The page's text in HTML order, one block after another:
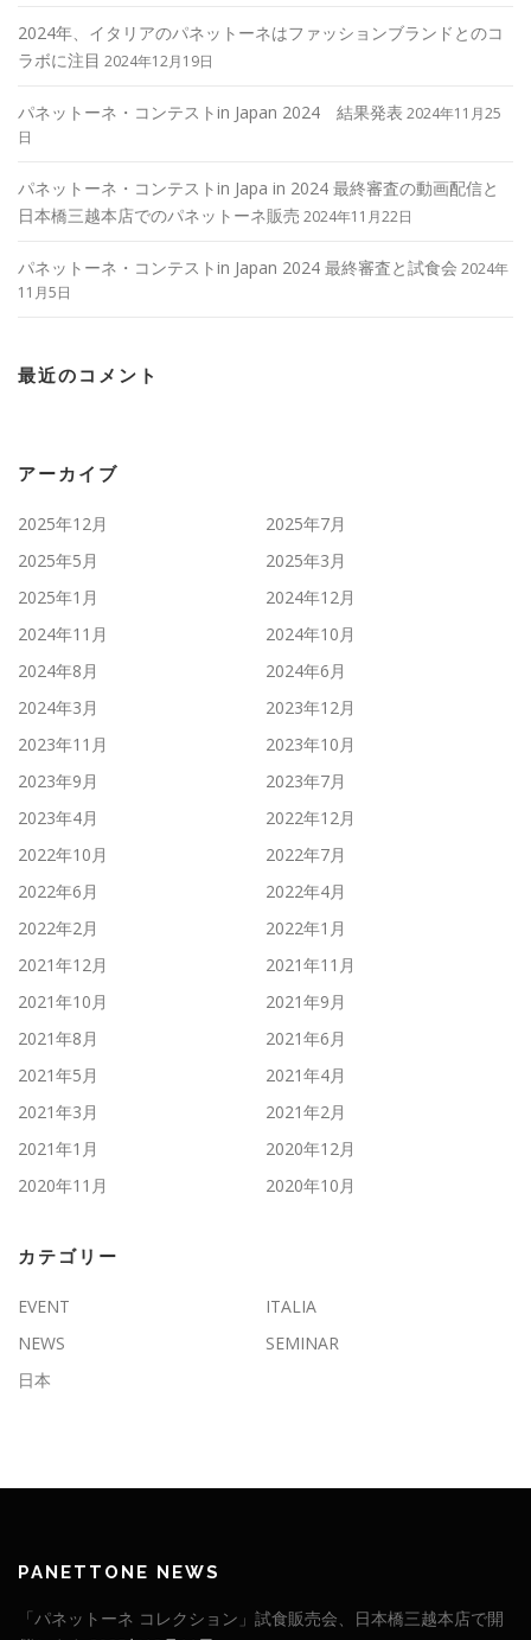
2024年、イタリアのパネットーネはファッションブランドとのコ
ラボに注目 2024年12月19日
パネットーネ・コンテストin Japan 2024 結果発表 2024年11月25
日
パネットーネ・コンテストin Japa in 2024 最終審査の動画配信と
日本橋三越本店でのパネットーネ販売 2024年11月22日
パネットーネ・コンテストin Japan 2024 最終審査と試食会 2024年
11月5日
最近のコメント
アーカイブ
2025年12月
2025年7月
2025年5月
2025年3月
2025年1月
2024年12月
2024年11月
2024年10月
2024年8月
2024年6月
2024年3月
2023年12月
2023年11月
2023年10月
2023年9月
2023年7月
2023年4月
2022年12月
2022年10月
2022年7月
2022年6月
2022年4月
2022年2月
2022年1月
2021年12月
2021年11月
2021年10月
2021年9月
2021年8月
2021年6月
2021年5月
2021年4月
2021年3月
2021年2月
2021年1月
2020年12月
2020年11月
2020年10月
カテゴリー
EVENT
ITALIA
NEWS
SEMINAR
日本
PANETTONE NEWS
「パネットーネ コレクション」試食販売会、日本橋三越本店で開